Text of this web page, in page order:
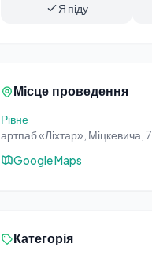
Я піду
Місце проведення
Рівне
артпаб «Ліхтар», Міцкевича, 7
Google Maps
Категорія